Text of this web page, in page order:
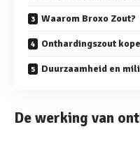
Waarom Broxo Zout?
Onthardingszout
Duurzaamheid en
De werking van